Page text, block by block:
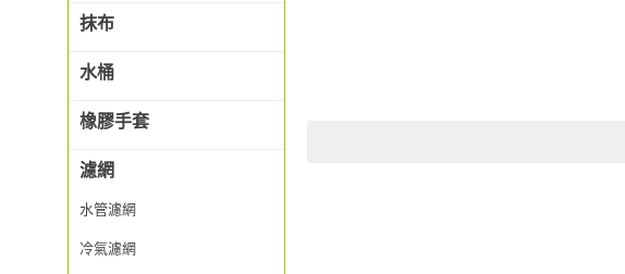
抹布
水桶
橡膠手套
濾網
水管濾網
冷氣濾網